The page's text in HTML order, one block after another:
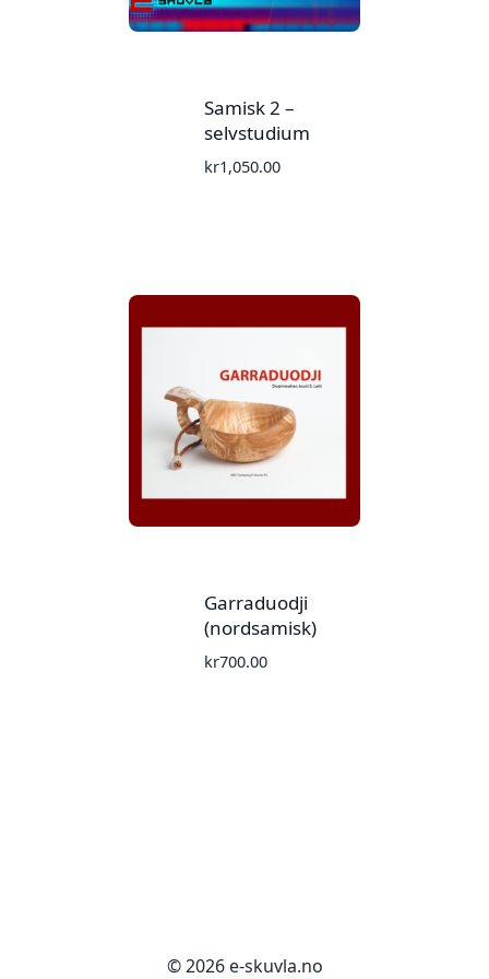
Samisk 2 –
selvstudium
kr1,050.00
Garraduodji
(nordsamisk)
kr700.00
© 2026 e-skuvla.no